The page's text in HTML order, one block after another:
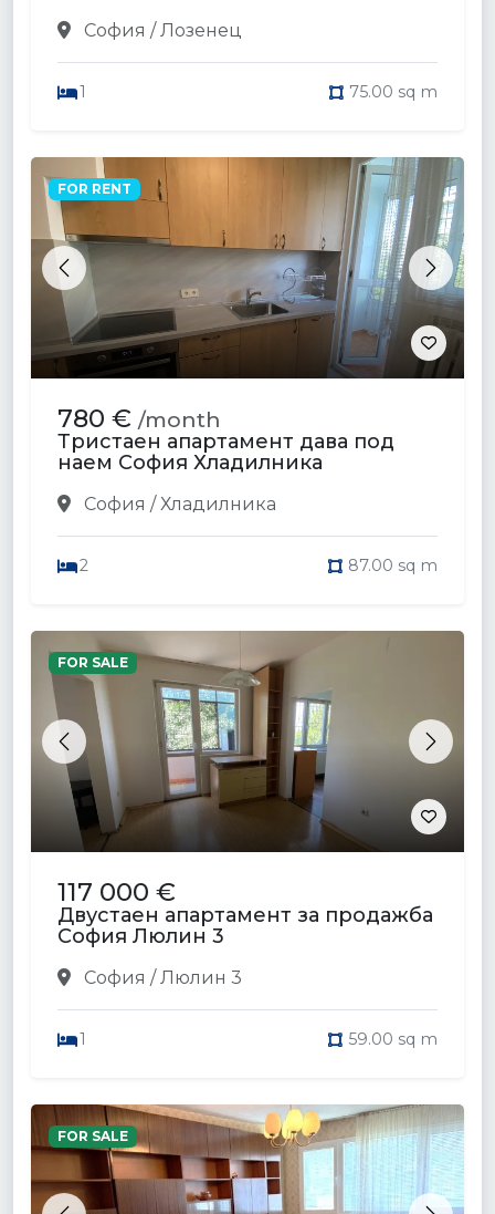
София / Лозенец
1 75.00 sq m
Previous Next
FOR RENT
780 € /month
Тристаен апартамент дава под
наем София Хладилника
София / Хладилника
2 87.00 sq m
Previous Next
FOR SALE
117 000 €
Двустаен апартамент за продажба
София Люлин 3
София / Люлин 3
1 59.00 sq m
FOR SALE